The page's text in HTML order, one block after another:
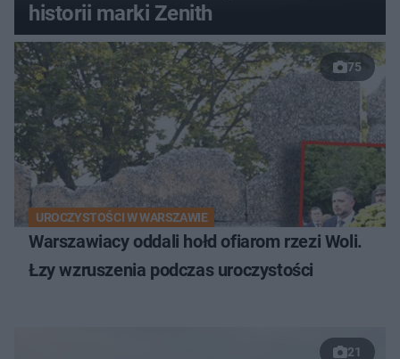
historii marki Zenith
75
UROCZYSTOŚCI W WARSZAWIE
Warszawiacy oddali hołd ofiarom rzezi Woli.
Łzy wzruszenia podczas uroczystości
21